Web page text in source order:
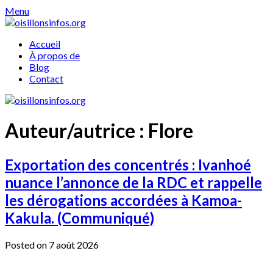
Skip
to
Menu
Accueil
À propos de
Blog
Contact
Auteur/autrice : Flore
Exportation des concentrés : Ivanhoé
nuance l’annonce de la RDC et rappelle
les dérogations accordées à Kamoa-
Kakula. (Communiqué)
Posted on 7 août 2026